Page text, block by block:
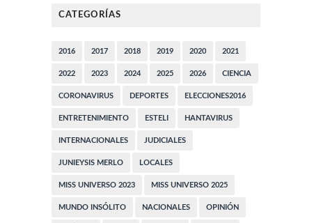
CATEGORÍAS
2016 2017 2018 2019 2020 2021
2022 2023 2024 2025 2026 CIENCIA
CORONAVIRUS DEPORTES ELECCIONES2016
ENTRETENIMIENTO ESTELI HANTAVIRUS
INTERNACIONALES JUDICIALES
JUNIEYSIS MERLO LOCALES
MISS UNIVERSO 2023 MISS UNIVERSO 2025
MUNDO INSÓLITO NACIONALES OPINIÓN